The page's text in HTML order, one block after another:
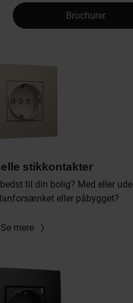
Brochurer
stikkontakter
til din bolig? Med eller
eller påbygget?
Se mere